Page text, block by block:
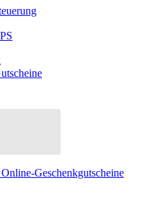
Geschenkgutscheine